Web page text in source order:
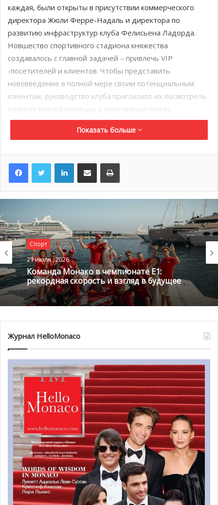
каждая, были открыты в присутствии коммерческого
директора Жюли Ферре-Надаль и директора по
развитию инфраструктур клуба Фелисьена Ладорда.
Новшество спортивного стадиона княжества
создавалось с главной задачей – привлечь VIP
-посетителей и клиентов. Чтобы представить
нововведение в полной мере своим потенциальным
клиентам, руководство клуба пригласило их посмотреть
один из матчей команды в престижных ложах.
Особенности новых VIP-лож
Каждая ложа снабжена раздвигающимися прозрачными
перегородками, которые могут быть убраны по
желанию гостей. Вход в ложи возможен благодаря
лифту, соединяющему их с VIP-парковкой, таким
образом гости могут избежать очередей и
столпотворения с многочисленными фанатами и
болельщиками перед футбольным матчем.
Ложи оснащены особенными системами, которые
бережно относятся к окружающей среде. Например,
если окна лож открываются, система отопления
Показать больше
LinkedInПоделиться по электронной почте Распечатать
Спорт
21 июля , 2026
Команда Монако в чемпионате E1:
рекордная скорость и взгляд в будущее
Журнал HelloMonaco